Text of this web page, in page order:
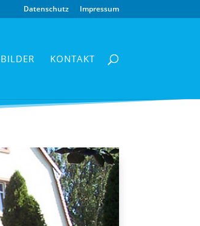
Datenschutz Impressum
BILDER KONTAKT